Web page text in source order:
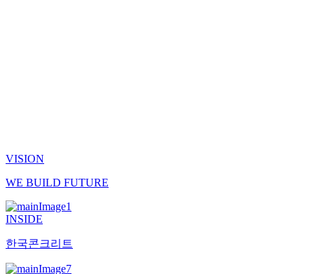
VISION
WE BUILD FUTURE
INSIDE
한국콘크리트